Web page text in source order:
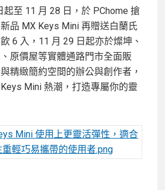
至 11 月 28 日，於 PChome 搶
品 MX Keys Mini 再贈送白蘭氏
6 入，11 月 29 日起亦於燦坤、
原價屋等實體通路門市全面販
精緻簡約空間的辦公與創作者，
Mini 熱潮，打造專屬你的靈